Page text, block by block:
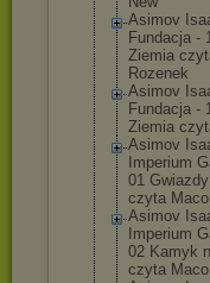
Asimov
Fundacja -
Ziemia
Rozenek
Asimov
Fundacja -
Ziemia
Asimov
Imperium
01
czyta
Asimov
Imperium
02 Kamyk
czyta